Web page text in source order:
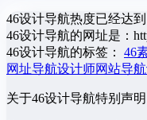
46设计导航热度已经达到
46设计导航的网址是：
46设计导航的标签： 46
网址导航设计师网站导航
关于46设计导航特别声明